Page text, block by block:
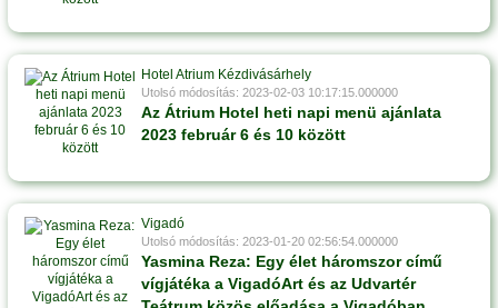
Hotel Atrium Kézdivásárhely
Utolsó módosítás: 2023-02-03 10:17:15.000000
Az Átrium Hotel heti napi menü ajánlata
2023 február 6 és 10 között
Vigadó
Utolsó módosítás: 2023-01-20 02:56:54.000000
Yasmina Reza: Egy élet háromszor című
vígjátéka a VigadóArt és az Udvartér